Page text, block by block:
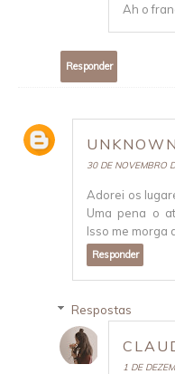
Ah o
Responder
UNKNOWN
30 DE NOVEMBRO
Adorei os
Uma pena o
Isso me morga
Responder
Respostas
1 DE